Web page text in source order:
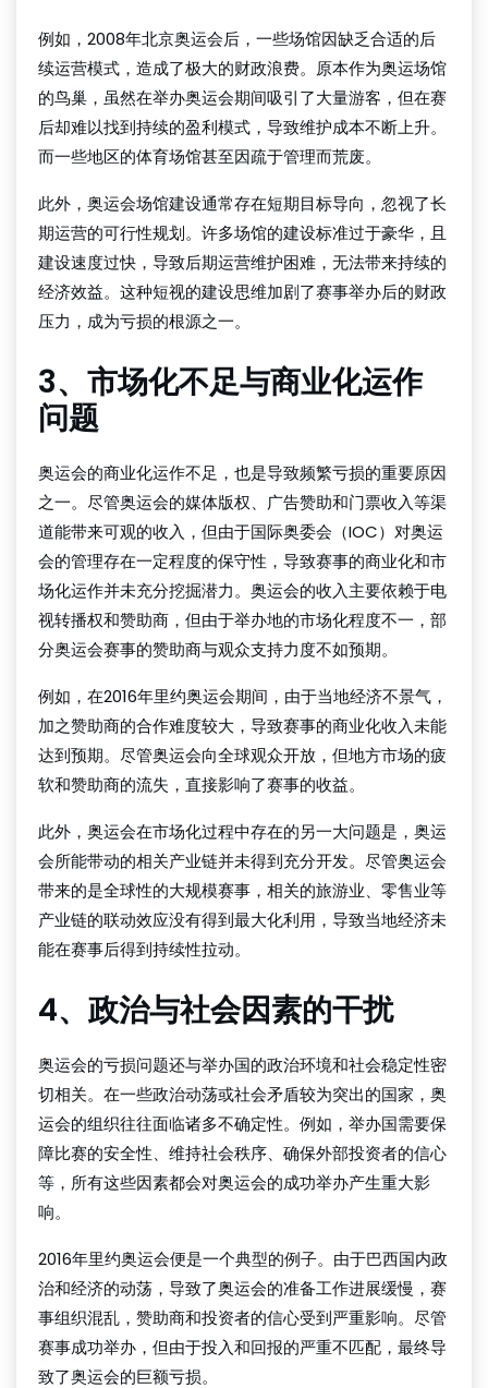
例如，2008年北京奥运会后，一些场馆因缺乏合适的后
续运营模式，造成了极大的财政浪费。原本作为奥运场馆
的鸟巢，虽然在举办奥运会期间吸引了大量游客，但在赛
后却难以找到持续的盈利模式，导致维护成本不断上升。
而一些地区的体育场馆甚至因疏于管理而荒废。
此外，奥运会场馆建设通常存在短期目标导向，忽视了长
期运营的可行性规划。许多场馆的建设标准过于豪华，且
建设速度过快，导致后期运营维护困难，无法带来持续的
经济效益。这种短视的建设思维加剧了赛事举办后的财政
压力，成为亏损的根源之一。
3、市场化不足与商业化运作
问题
奥运会的商业化运作不足，也是导致频繁亏损的重要原因
之一。尽管奥运会的媒体版权、广告赞助和门票收入等渠
道能带来可观的收入，但由于国际奥委会（IOC）对奥运
会的管理存在一定程度的保守性，导致赛事的商业化和市
场化运作并未充分挖掘潜力。奥运会的收入主要依赖于电
视转播权和赞助商，但由于举办地的市场化程度不一，部
分奥运会赛事的赞助商与观众支持力度不如预期。
例如，在2016年里约奥运会期间，由于当地经济不景气，
加之赞助商的合作难度较大，导致赛事的商业化收入未能
达到预期。尽管奥运会向全球观众开放，但地方市场的疲
软和赞助商的流失，直接影响了赛事的收益。
此外，奥运会在市场化过程中存在的另一大问题是，奥运
会所能带动的相关产业链并未得到充分开发。尽管奥运会
带来的是全球性的大规模赛事，相关的旅游业、零售业等
产业链的联动效应没有得到最大化利用，导致当地经济未
能在赛事后得到持续性拉动。
4、政治与社会因素的干扰
奥运会的亏损问题还与举办国的政治环境和社会稳定性密
切相关。在一些政治动荡或社会矛盾较为突出的国家，奥
运会的组织往往面临诸多不确定性。例如，举办国需要保
障比赛的安全性、维持社会秩序、确保外部投资者的信心
等，所有这些因素都会对奥运会的成功举办产生重大影
响。
2016年里约奥运会便是一个典型的例子。由于巴西国内政
治和经济的动荡，导致了奥运会的准备工作进展缓慢，赛
事组织混乱，赞助商和投资者的信心受到严重影响。尽管
赛事成功举办，但由于投入和回报的严重不匹配，最终导
致了奥运会的巨额亏损。